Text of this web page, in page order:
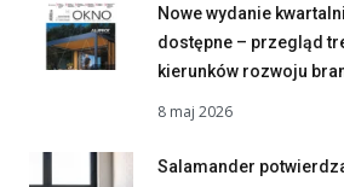
Nowe wydanie
dostępne – przegląd
kierunków rozwoju
8 maj 2026
Salamander